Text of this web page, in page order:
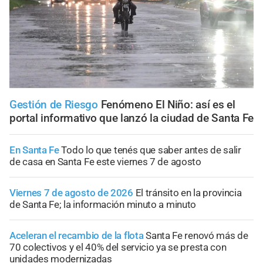
Gestión de Riesgo Fenómeno El Niño: así es el
portal informativo que lanzó la ciudad de Santa Fe
En Santa FeTodo lo que tenés que saber antes de salir
de casa en Santa Fe este viernes 7 de agosto
Viernes 7 de agosto de 2026 El tránsito en la provincia
de Santa Fe; la información minuto a minuto
Aceleran el recambio de la flotaSanta Fe renovó más de
70 colectivos y el 40% del servicio ya se presta con
unidades modernizadas